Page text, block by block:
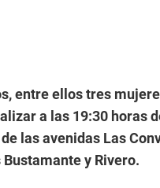
entre ellos tres
a las 19:30 horas
las avenidas Las
y Rivero.